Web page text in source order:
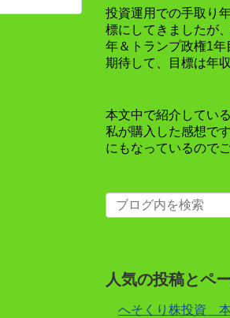
投資運用での手取り
標にしてきましたが
年＆トランプ政権1年
期待して、目標は年
本文中で紹介してい
私が購入した感想で
にもなっているので
人気の投稿とペ
へそくり株投資